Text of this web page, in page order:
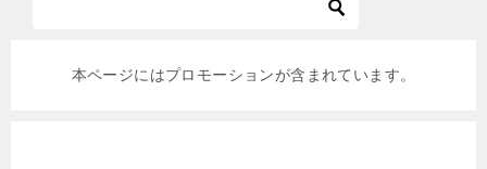
本ページにはプロモーションが含まれています。